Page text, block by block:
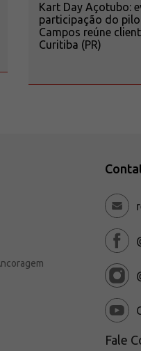
Kart Day Açotubo:
participação do
Campos reúne
Curitiba (PR)
Fale